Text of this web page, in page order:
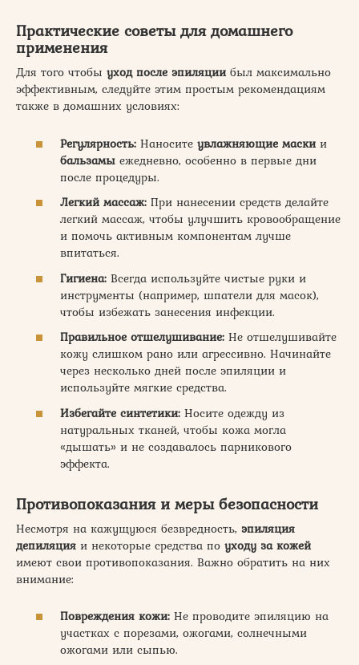
Практические советы для домашнего
применения
Для того чтобы уход после эпиляциибыл максимально
эффективным, следуйте этим простым рекомендациям
также в домашних условиях:
Регулярность: Наносите увлажняющие маскии
бальзамы ежедневно, особенно в первые дни
после процедуры.
Легкий массаж: При нанесении средств делайте
легкий массаж, чтобы улучшить кровообращение
и помочь активным компонентам лучше
впитаться.
Гигиена: Всегда используйте чистые руки и
инструменты (например, шпатели для масок),
чтобы избежать занесения инфекции.
Правильное отшелушивание: Не отшелушивайте
кожу слишком рано или агрессивно. Начинайте
через несколько дней после эпиляции и
используйте мягкие средства.
Избегайте синтетики: Носите одежду из
натуральных тканей, чтобы кожа могла
«дышать» и не создавалось парникового
эффекта.
Противопоказания и меры безопасности
Несмотря на кажущуюся безвредность, эпиляция
депиляция и некоторые средства по уходу за кожей
имеют свои противопоказания. Важно обратить на них
внимание:
Повреждения кожи: Не проводите эпиляцию на
участках с порезами, ожогами, солнечными
ожогами или сыпью.